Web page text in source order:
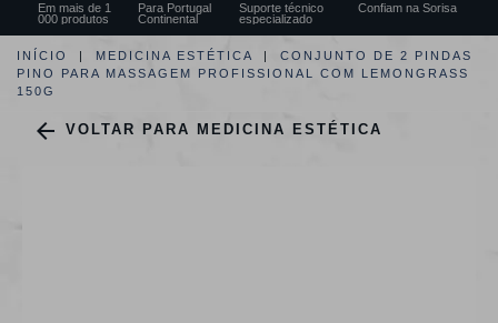
Em mais de 1
000 produtos
Para Portugal
Continental
Suporte técnico
especializado
Confiam na Sorisa
INÍCIO MEDICINA ESTÉTICA
CONJUNTO DE 2 PINDAS
PINO PARA MASSAGEM PROFISSIONAL COM LEMONGRASS
150G
 VOLTAR PARA MEDICINA ESTÉTICA